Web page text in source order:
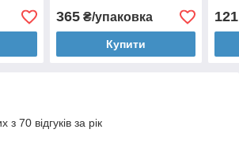
365₴/упаковка
Купити
121
з 70 відгуків за рік